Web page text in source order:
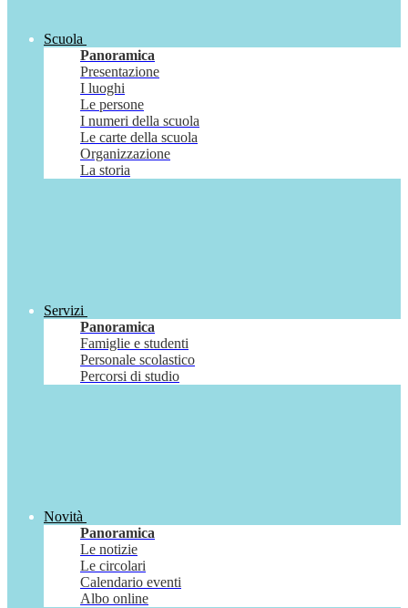
Scuola
Panoramica
Presentazione
I luoghi
Le persone
I numeri della scuola
Le carte della scuola
Organizzazione
La storia
Servizi
Panoramica
Famiglie e studenti
Personale scolastico
Percorsi di studio
Novità
Panoramica
Le notizie
Le circolari
Calendario eventi
Albo online